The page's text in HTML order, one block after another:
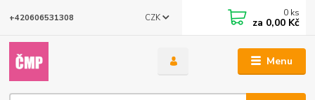
Menu
CZK
+420606531308 0 ks
za 0,00 Kč